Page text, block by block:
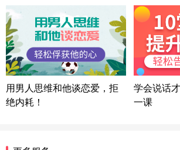
陕西-西安 139****6283
微信用户 喜欢下雨天^ 通过此
情感方案
浙江-宁波 150****8921
属情感方案
湖南-长沙 187****3359
用男人思维和他谈恋爱，拒
绝内耗！
学会说话
一课